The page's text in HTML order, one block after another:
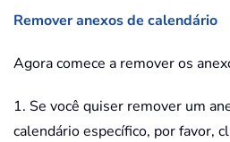
Remover anexos de calendário
Agora comece a remover os
1. Se você quiser remover um
calendário específico, por favor,